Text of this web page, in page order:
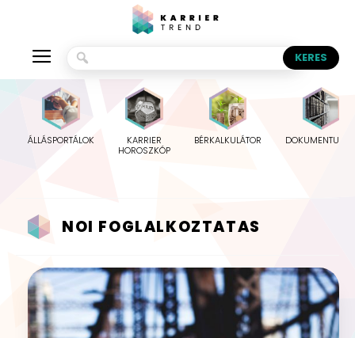
ÁLLÁSPORTÁLOK
KARRIER
HOROSZKÓP
BÉRKALKULÁTOR
NOI FOGLALKOZTATAS